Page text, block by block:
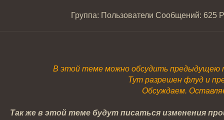
Группа: Пользователи Сообщений: 625
В этой теме можно обсудить предыдущею
Тут разрешен флуд и
Обсуждаем.
Так же в этой теме будут писаться изменения